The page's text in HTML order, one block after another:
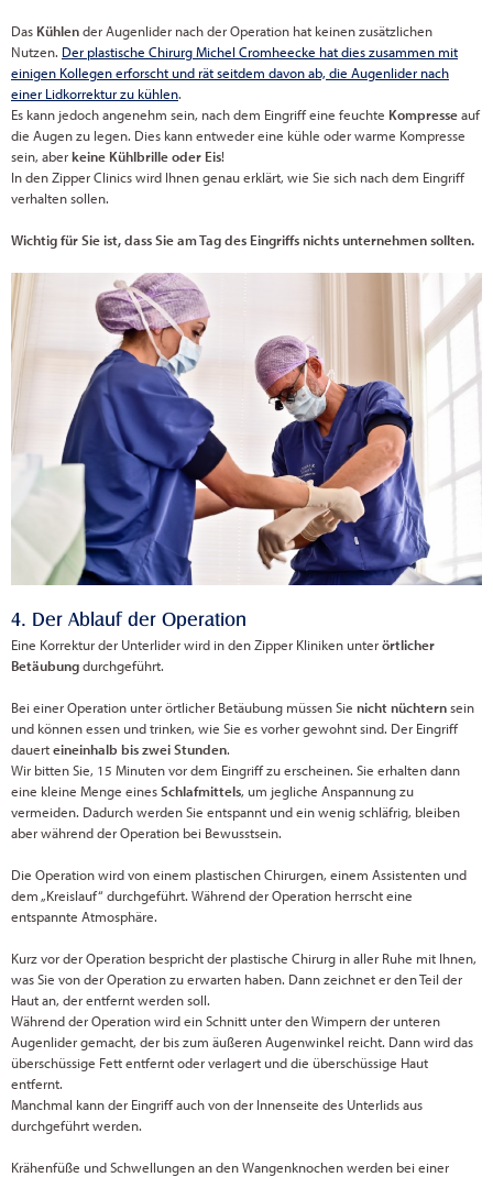
Das Kühlender Augenlider nach der Operation hat keinen zusätzlichen
Nutzen. Der plastische Chirurg Michel Cromheecke hat dies zusammen mit
einigen Kollegen erforscht und rät seitdem davon ab, die Augenlider nach
einer Lidkorrektur zu kühlen.
Es kann jedoch angenehm sein, nach dem Eingriff eine feuchte Kompresseauf
die Augen zu legen. Dies kann entweder eine kühle oder warme Kompresse
sein, aberkeine Kühlbrille oder Eis!
In den Zipper Clinics wird Ihnen genau erklärt, wie Sie sich nach dem Eingriff
verhalten sollen.
Wichtig für Sie ist, dass Sie am Tag des Eingriffs nichts unternehmen sollten.
4. Der Ablauf der Operation
Eine Korrektur der Unterlider wird in den Zipper Kliniken unterörtlicher
Betäubungdurchgeführt.
Bei einer Operation unter örtlicher Betäubung müssen Sie nicht nüchternsein
und können essen und trinken, wie Sie es vorher gewohnt sind. Der Eingriff
dauerteineinhalb bis zwei Stunden.
Wir bitten Sie, 15 Minuten vor dem Eingriff zu erscheinen. Sie erhalten dann
eine kleine Menge einesSchlafmittels, um jegliche Anspannung zu
vermeiden. Dadurch werden Sie entspannt und ein wenig schläfrig, bleiben
aber während der Operation bei Bewusstsein.
Die Operation wird von einem plastischen Chirurgen, einem Assistenten und
dem „Kreislauf“ durchgeführt. Während der Operation herrscht eine
entspannte Atmosphäre.
Kurz vor der Operation bespricht der plastische Chirurg in aller Ruhe mit Ihnen,
was Sie von der Operation zu erwarten haben. Dann zeichnet er den Teil der
Haut an, der entfernt werden soll.
Während der Operation wird ein Schnitt unter den Wimpern der unteren
Augenlider gemacht, der bis zum äußeren Augenwinkel reicht. Dann wird das
überschüssige Fett entfernt oder verlagert und die überschüssige Haut
entfernt.
Manchmal kann der Eingriff auch von der Innenseite des Unterlids aus
durchgeführt werden.
Krähenfüße und Schwellungen an den Wangenknochen werden bei einer